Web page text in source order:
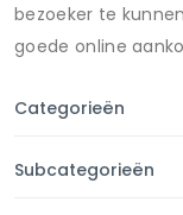
bezoeker te
goede online
Categorieën
Subcategorieën